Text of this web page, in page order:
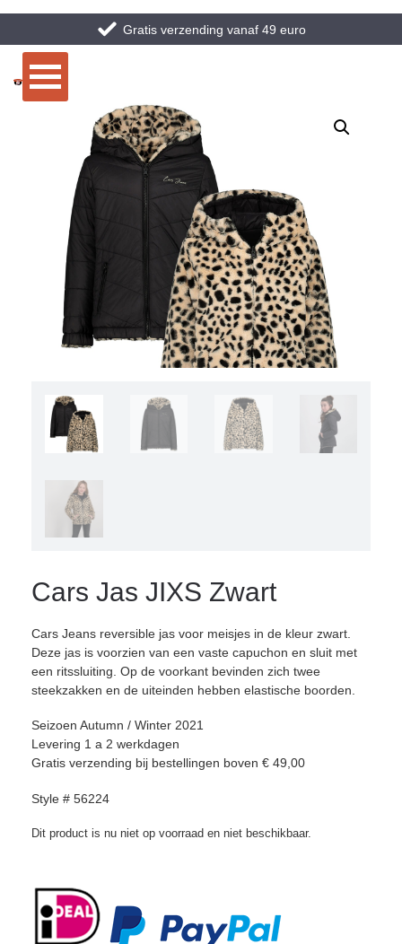
Gratis verzending vanaf 49 euro
Cars Jas JIXS Zwart
Cars Jeans reversible jas voor meisjes in de kleur zwart.
Deze jas is voorzien van een vaste capuchon en sluit met
een ritssluiting. Op de voorkant bevinden zich twee
steekzakken en de uiteinden hebben elastische boorden.
Seizoen Autumn / Winter 2021
Levering 1 a 2 werkdagen
Gratis verzending bij bestellingen boven € 49,00
Style # 56224
Dit product is nu niet op voorraad en niet beschikbaar.